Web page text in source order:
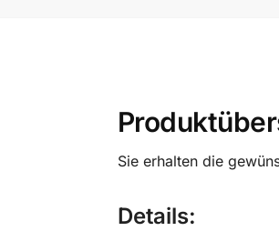
Sie erhalten die
Details: